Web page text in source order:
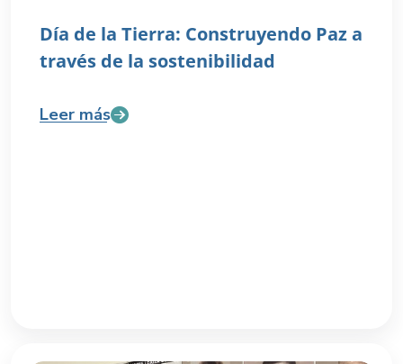
Día de la Tierra: Construyendo Paz a
través de la sostenibilidad
Leer más